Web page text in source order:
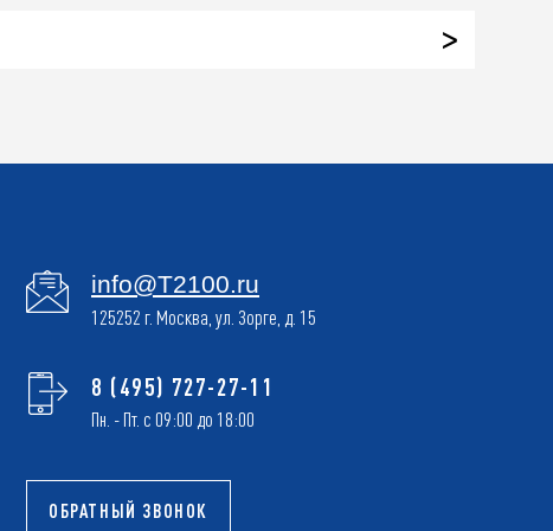
info@T2100.ru
125252 г. Москва, ул. Зорге, д. 15
8 (495) 727-27-11
Пн. - Пт. с 09:00 до 18:00
ОБРАТНЫЙ ЗВОНОК